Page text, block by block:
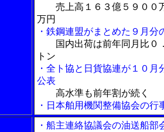
売上高１６３億５９００
万円
・鉄鋼連盟がまとめた９月分
国内出荷は前年同月比０
トン
・全ト協と日貨協連が１０
公表
高水準も前年割が続く
・日本舶用機関整備協会の行
・船主連絡協議会の油送船